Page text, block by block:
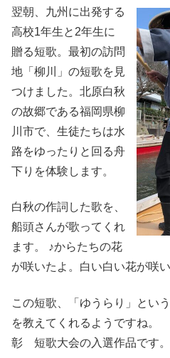
翌朝、九州に出発する
高校1年生と2年生に
贈る短歌。最初の訪問
地「柳川」の短歌を見
つけました。北原白秋
の故郷である福岡県柳
川市で、生徒たちは水
路をゆったりと回る舟
下りを体験します。
白秋の作詞した歌を、
船頭さんが歌ってくれ
ます。 ♪からたちの花
が咲いたよ。白い白い花が咲
この短歌、「ゆうらり」とい
を教えてくれるようですね
彰 短歌大会の入選作品です。